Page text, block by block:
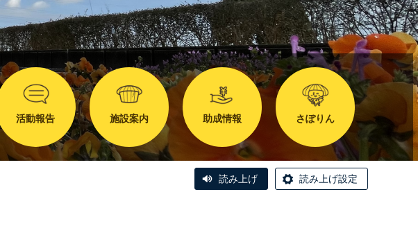
活動報告 施設案内 助成情報 さぽりん
読み上げ 読み上げ設定